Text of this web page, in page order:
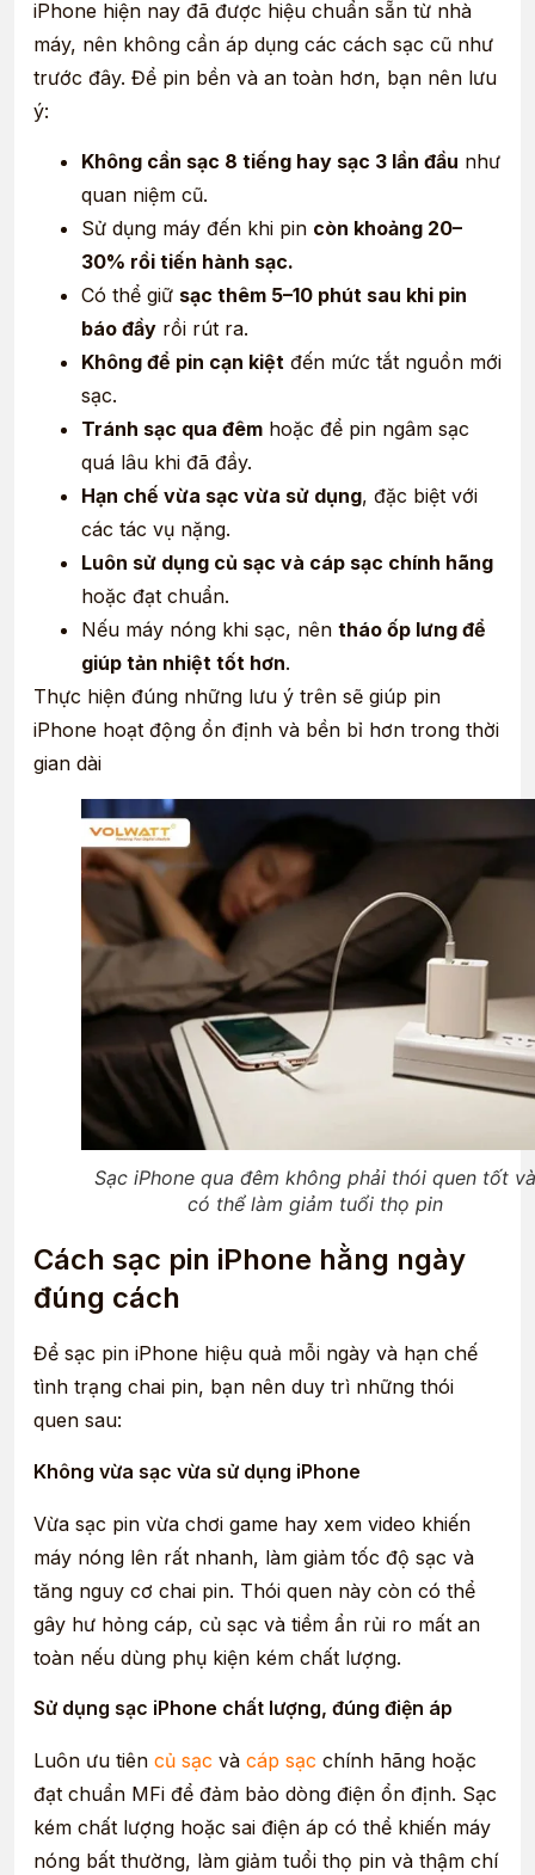
iPhone hiện nay đã được hiệu chuẩn sẵn từ nhà
máy, nên không cần áp dụng các cách sạc cũ như
trước đây. Để pin bền và an toàn hơn, bạn nên lưu
ý:
Không cần sạc 8 tiếng hay sạc 3 lần đầu như
quan niệm cũ.
Sử dụng máy đến khi pin còn khoảng 20–
30% rồi tiến hành sạc.
Có thể giữ sạc thêm 5–10 phút sau khi pin
báo đầy rồi rút ra.
Không để pin cạn kiệt đến mức tắt nguồn mới
sạc.
Tránh sạc qua đêm hoặc để pin ngâm sạc
quá lâu khi đã đầy.
Hạn chế vừa sạc vừa sử dụng, đặc biệt với
các tác vụ nặng.
Luôn sử dụng củ sạc và cáp sạc chính hãng
hoặc đạt chuẩn.
Nếu máy nóng khi sạc, nên tháo ốp lưng để
giúp tản nhiệt tốt hơn.
Thực hiện đúng những lưu ý trên sẽ giúp pin
iPhone hoạt động ổn định và bền bỉ hơn trong thời
gian dài
Sạc iPhone qua đêm không phải thói quen tốt và
có thể làm giảm tuổi thọ pin
Cách sạc pin iPhone hằng ngày
đúng cách
Để sạc pin iPhone hiệu quả mỗi ngày và hạn chế
tình trạng chai pin, bạn nên duy trì những thói
quen sau:
Không vừa sạc vừa sử dụng iPhone
Vừa sạc pin vừa chơi game hay xem video khiến
máy nóng lên rất nhanh, làm giảm tốc độ sạc và
tăng nguy cơ chai pin. Thói quen này còn có thể
gây hư hỏng cáp, củ sạc và tiềm ẩn rủi ro mất an
toàn nếu dùng phụ kiện kém chất lượng.
Sử dụng sạc iPhone chất lượng, đúng điện áp
Luôn ưu tiên củ sạc và cáp sạc chính hãng hoặc
đạt chuẩn MFi để đảm bảo dòng điện ổn định. Sạc
kém chất lượng hoặc sai điện áp có thể khiến máy
nóng bất thường, làm giảm tuổi thọ pin và thậm chí